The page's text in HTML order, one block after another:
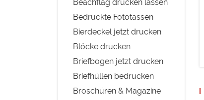
Beachflag drucken lassen
Bedruckte Fototassen
Bierdeckel jetzt drucken
Blöcke drucken
Briefbogen jetzt drucken
Briefhüllen bedrucken
Broschüren & Magazine